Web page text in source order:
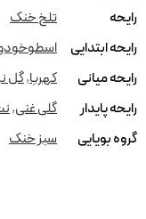
رایحه
تلخ خنک
رایحه ابتدایی
رایحه میانی
کهربا,گل
رایحه پایدار
گلی غنی,
گروه بویایی
سبز خنک